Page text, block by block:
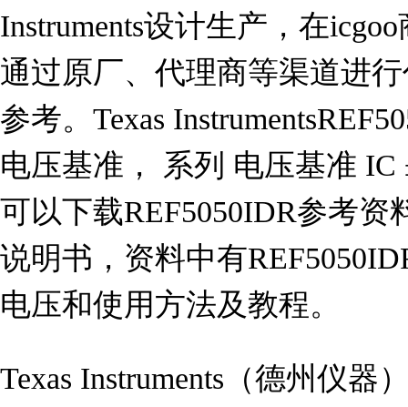
Instruments设计生产，在
通过原厂、代理商等渠道进
参考。Texas
电压基准， 系列 电压基准 IC
可以下载REF5050IDR参考资
说明书，资料中有
电压和使用方法及教程。
Texas Instruments（德州仪器